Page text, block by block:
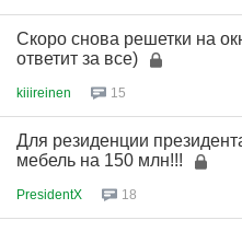
Скоро снова решетки на
ответит за все)
kiiireinen 15
Для резиденции
мебель на 150 млн!!!
PresidentX 18